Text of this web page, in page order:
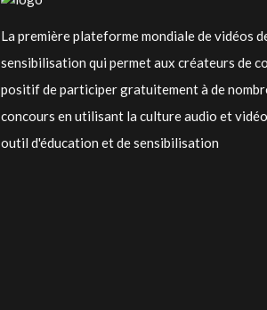
La première plateforme mondiale de vidéos
sensibilisation qui permet aux créateurs de
positif de participer gratuitement à de
concours en utilisant la culture audio et
outil d'éducation et de sensibilisation